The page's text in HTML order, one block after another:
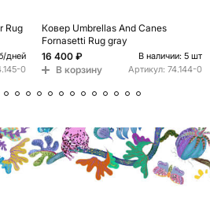
Rug
дней
0
Ковер Umbrellas And Canes
Fornasetti Rug gray
16 400 ₽
В наличии: 5 шт
В корзину Артикул: 74.144-0